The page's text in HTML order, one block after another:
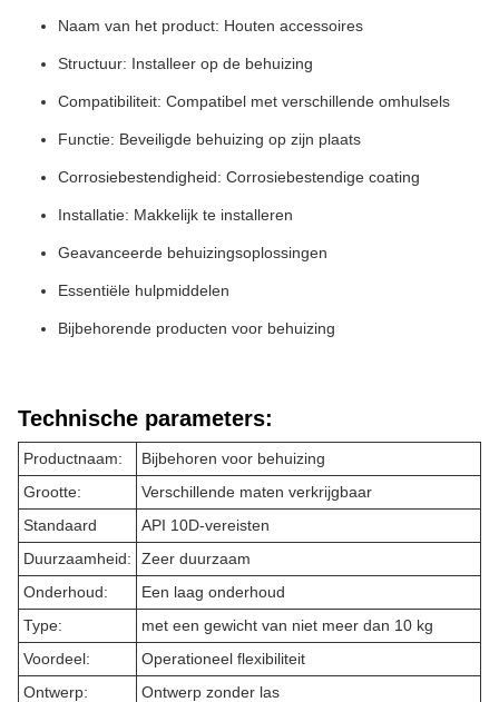
Naam van het product: Houten accessoires
Structuur: Installeer op de behuizing
Compatibiliteit: Compatibel met verschillende omhulsels
Functie: Beveiligde behuizing op zijn plaats
Corrosiebestendigheid: Corrosiebestendige coating
Installatie: Makkelijk te installeren
Geavanceerde behuizingsoplossingen
Essentiële hulpmiddelen
Bijbehorende producten voor behuizing
Technische parameters:
Productnaam:
Bijbehoren voor behuizing
Grootte:
Verschillende maten verkrijgbaar
Standaard
API 10D-vereisten
Duurzaamheid:
Zeer duurzaam
Onderhoud:
Een laag onderhoud
Type:
met een gewicht van niet meer dan 10 kg
Voordeel:
Operationeel flexibiliteit
Ontwerp:
Ontwerp zonder las